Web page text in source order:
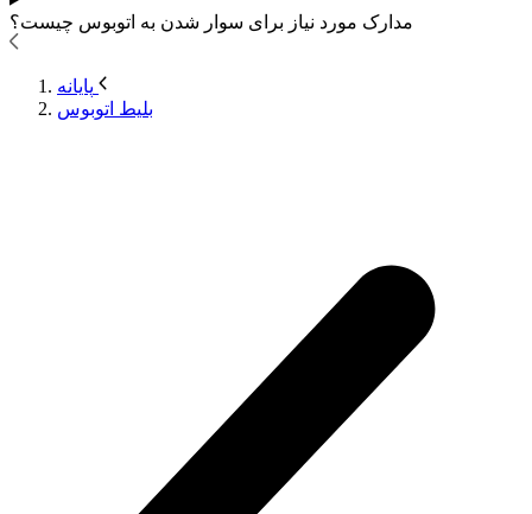
مدارک مورد نیاز برای سوار شدن به اتوبوس چیست؟
بلیط اتوبوس